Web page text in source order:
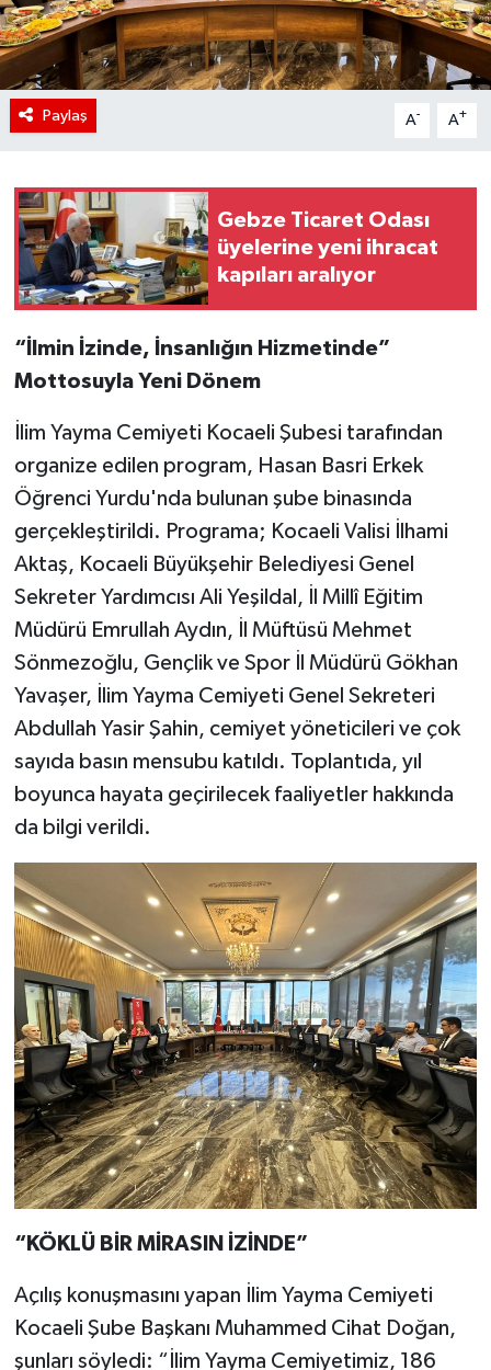
Paylaş A- A+
Gebze Ticaret Odası
üyelerine yeni ihracat
kapıları aralıyor
“İlmin İzinde, İnsanlığın Hizmetinde”
Mottosuyla Yeni Dönem
İlim Yayma Cemiyeti Kocaeli Şubesi tarafından
organize edilen program, Hasan Basri Erkek
Öğrenci Yurdu'nda bulunan şube binasında
gerçekleştirildi. Programa; Kocaeli Valisi İlhami
Aktaş, Kocaeli Büyükşehir Belediyesi Genel
Sekreter Yardımcısı Ali Yeşildal, İl Millî Eğitim
Müdürü Emrullah Aydın, İl Müftüsü Mehmet
Sönmezoğlu, Gençlik ve Spor İl Müdürü Gökhan
Yavaşer, İlim Yayma Cemiyeti Genel Sekreteri
Abdullah Yasir Şahin, cemiyet yöneticileri ve çok
sayıda basın mensubu katıldı. Toplantıda, yıl
boyunca hayata geçirilecek faaliyetler hakkında
da bilgi verildi.
“KÖKLÜ BİR MİRASIN İZİNDE”
Açılış konuşmasını yapan İlim Yayma Cemiyeti
Kocaeli Şube Başkanı Muhammed Cihat Doğan,
şunları söyledi: “İlim Yayma Cemiyetimiz, 186